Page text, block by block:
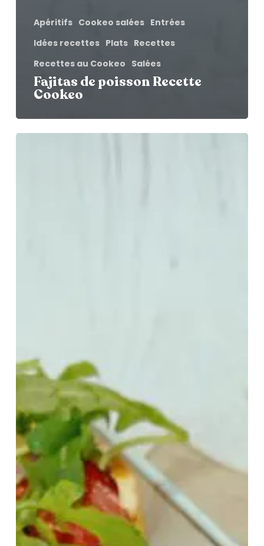
Apéritifs Cookeo salées Entrées
Idées recettes Plats Recettes
Recettes au Cookeo Salées
Fajitas de poisson Recette
Cookeo